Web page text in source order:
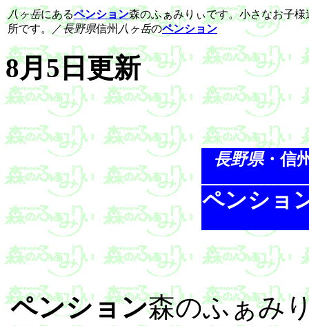
八ヶ岳にあるペンション森のふぁみりぃです。小さなお子
所です。／長野県信州 八ヶ岳のペンション
8月5日更新
長野県・信
ペンショ
ペンション森のふぁみ